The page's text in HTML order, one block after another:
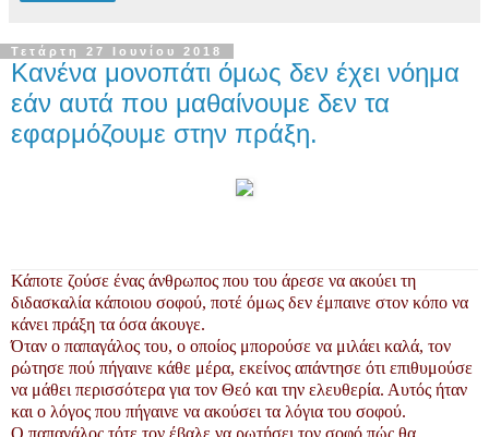
Τετάρτη 27 Ιουνίου 2018
Κανένα μονοπάτι όμως δεν έχει νόημα
εάν αυτά που μαθαίνουμε δεν τα
εφαρμόζουμε στην πράξη.
Κάποτε ζούσε ένας άνθρωπος που του άρεσε να ακούει τη
διδασκαλία κάποιου σοφού, ποτέ όμως δεν έμπαινε στον κόπο να
κάνει πράξη τα όσα άκουγε.
Όταν ο παπαγάλος του, ο οποίος μπορούσε να μιλάει καλά, τον
ρώτησε πού πήγαινε κάθε μέρα, εκείνος απάντησε ότι επιθυμούσε
να μάθει περισσότερα για τον Θεό και την ελευθερία. Αυτός ήταν
και ο λόγος που πήγαινε να ακούσει τα λόγια του σοφού.
Ο παπαγάλος τότε τον έβαλε να ρωτήσει τον σοφό πώς θα